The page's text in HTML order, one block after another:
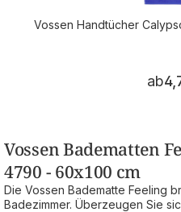
Vossen Handtücher
ab
Vossen Badematten
4790 - 60x100 cm
Die Vossen Badematte Feeling
Badezimmer. Überzeugen Sie